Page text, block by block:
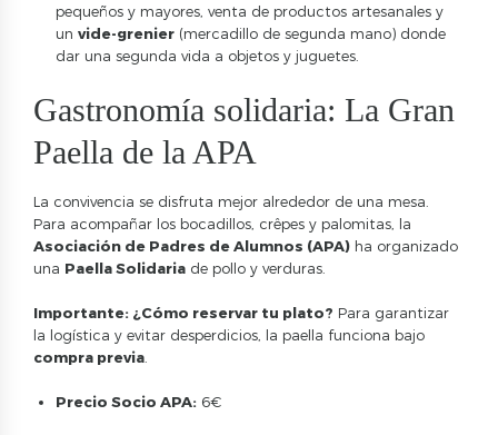
pequeños y mayores, venta de productos artesanales y
un vide-grenier (mercadillo de segunda mano) donde
dar una segunda vida a objetos y juguetes.
Gastronomía solidaria: La Gran
Paella de la APA
La convivencia se disfruta mejor alrededor de una mesa.
Para acompañar los bocadillos, crêpes y palomitas, la
Asociación de Padres de Alumnos (APA) ha organizado
una Paella Solidaria de pollo y verduras.
Importante: ¿Cómo reservar tu plato? Para garantizar
la logística y evitar desperdicios, la paella funciona bajo
compra previa
Precio Socio APA: 6€